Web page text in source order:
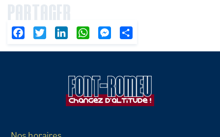
PARTAGER
FacebookTwitter LinkedIn WhatsAppMessenger